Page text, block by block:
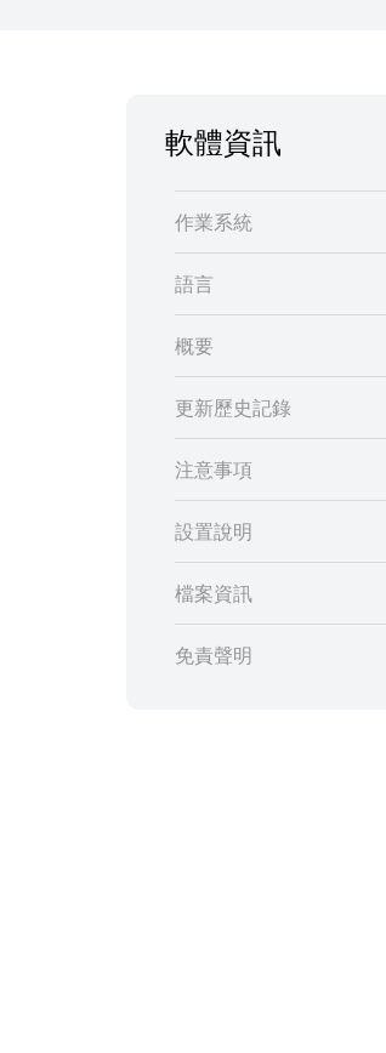
軟體資訊
作業系統
語言
概要
更新歷史記錄
注意事項
設置說明
檔案資訊
免責聲明